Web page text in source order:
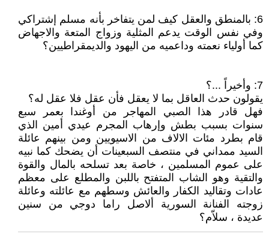
6: بالمنطق والعقل كيف لمن يتفاخر بأنه مسلم إشتراكي
وفي نفس الوقت يدعم المثلية وزواج المتعة والاجهاض
كما أولياء نعمته وداعميه من اليهود والديمقراطيين؟
7: وأخيراً ...؟
يقولون حدث العاقل بما لا يعقل فأن عقل فلا عقل له؟
فهل قادر هذا الصبي المهاجر من أوغندا بعمر سبع
سنوات بسبب بطش وإرهاب المجرم عيدي أمين الذي
قام بطرد مئات الالاف من الاسيويين ومن بينهم عائلة
السيد ممداني في منتصف السبعينات أن يضحك كما نبيه
على عموم المسلمين ، خاصة بعد تسلحه بالمال والقوة
والتقية وهو الشاب المتفتح باللبن والمطلع على معظم
عادات وتقاليد الكفار والعائش وسطهم مع عائلته وعائلة
زوجته الفنانة السورية ألاصل راما دوجي من سنين
عديدة ، سلاّم؟